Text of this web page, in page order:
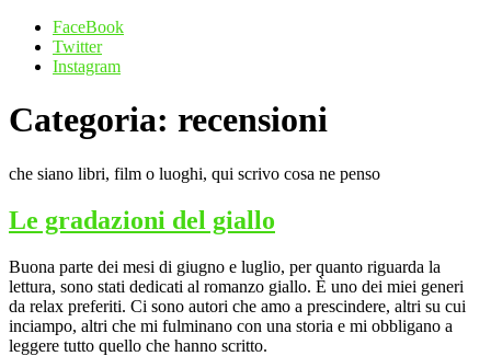
FaceBook
Twitter
Instagram
Categoria: recensioni
che siano libri, film o luoghi, qui scrivo cosa ne penso
Le gradazioni del giallo
Buona parte dei mesi di giugno e luglio, per quanto riguarda la
lettura, sono stati dedicati al romanzo giallo. È uno dei miei generi
da relax preferiti. Ci sono autori che amo a prescindere, altri su cui
inciampo, altri che mi fulminano con una storia e mi obbligano a
leggere tutto quello che hanno scritto.